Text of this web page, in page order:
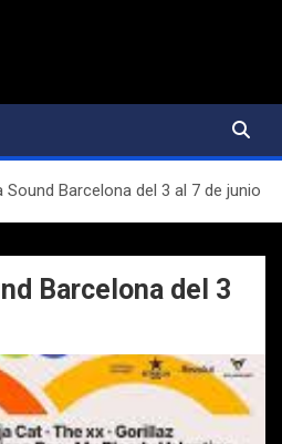
Sound Barcelona del 3 al 7 de junio
Barcelona del 3